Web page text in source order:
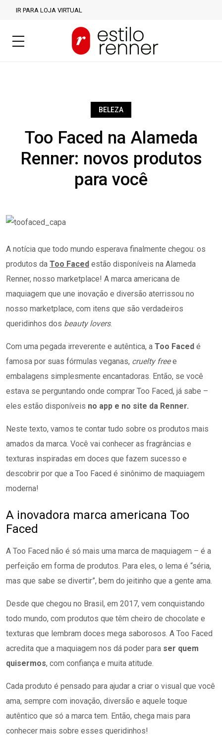
IR PARA LOJA VIRTUAL
BELEZA
Too Faced na Alameda
Renner: novos produtos
para você
A notícia que todo mundo esperava finalmente chegou: os
produtos da Too Faced estão disponíveis na Alameda
Renner, nosso marketplace! A marca americana de
maquiagem que une inovação e diversão aterrissou no
nosso marketplace, com itens que são verdadeiros
queridinhos dos beauty lovers.
Com uma pegada irreverente e autêntica, a Too Faced é
famosa por suas fórmulas veganas, cruelty freee
embalagens simplesmente encantadoras. Então, se você
estava se perguntando onde comprar Too Faced, já sabe –
eles estão disponíveis no app e no site da Renner.
Neste texto, vamos te contar tudo sobre os produtos mais
amados da marca. Você vai conhecer as fragrâncias e
texturas inspiradas em doces que fazem sucesso e
descobrir por que a Too Faced é sinônimo de maquiagem
moderna!
A inovadora marca americana Too
Faced
A Too Faced não é só mais uma marca de maquiagem – é a
perfeição em forma de produtos. Para eles, o lema é “séria,
mas que sabe se divertir”, bem do jeitinho que a gente ama.
Desde que chegou no Brasil, em 2017, vem conquistando
todo mundo, com produtos que têm cheiro de chocolate e
texturas que lembram doces mega saborosos. A Too Faced
acredita que a maquiagem nos dá poder para ser quem
quisermos, com confiança e muita atitude.
Cada produto é pensado para ajudar a criar o visual que você
ama, sempre com inovação, diversão e aquele toque
autêntico que só a marca tem. Então, chega mais para
conhecer mais sobre esses queridinhos!